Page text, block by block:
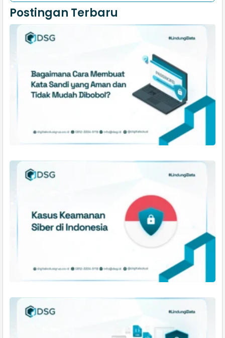
Postingan Terbaru